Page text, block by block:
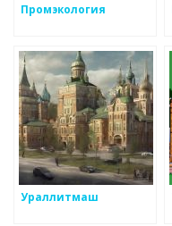
Промэкология
Ураллитмаш